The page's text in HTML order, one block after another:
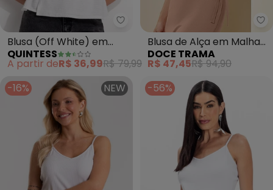
Quintess - Blusa (Off White)
Blusa (Off White) em
Malha Texturizada
QUINTESS
A partir deR$ 36,99R$ 79,99
Blusa de Alça em Malha
(Branco)
DOCE TRAMA
R$ 47,45R$ 94,90
-16%
NEW -56%